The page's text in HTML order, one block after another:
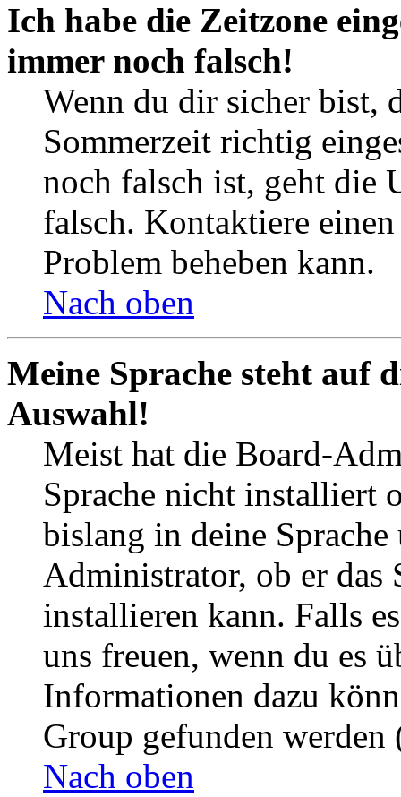
Ich habe die Zeitzone
immer noch falsch!
Wenn du dir sicher bist,
Sommerzeit richtig
noch falsch ist, geht die
falsch. Kontaktiere
Problem beheben kann.
Nach oben
Meine Sprache steht auf
Auswahl!
Meist hat die Board-
Sprache nicht installiert
bislang in deine
Administrator, ob er das
installieren kann. Falls
uns freuen, wenn du es
Informationen dazu
Group gefunden
Nach oben